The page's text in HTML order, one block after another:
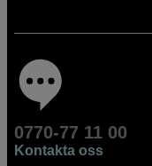
0770-77 11 00
Kontakta oss